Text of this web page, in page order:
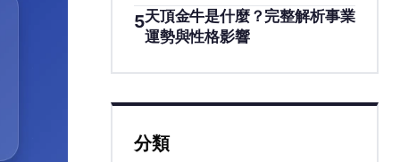
5天頂金牛是什麼？完整解析事業
運勢與性格影響
分類